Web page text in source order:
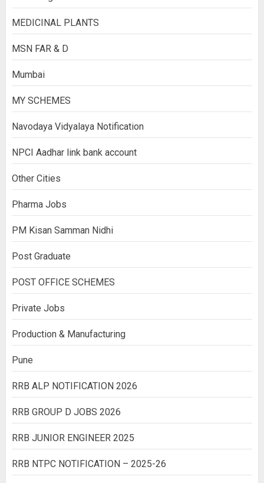
MEDICINAL PLANTS
MSN FAR & D
Mumbai
MY SCHEMES
Navodaya Vidyalaya Notification
NPCI Aadhar link bank account
Other Cities
Pharma Jobs
PM Kisan Samman Nidhi
Post Graduate
POST OFFICE SCHEMES
Private Jobs
Production & Manufacturing
Pune
RRB ALP NOTIFICATION 2026
RRB GROUP D JOBS 2026
RRB JUNIOR ENGINEER 2025
RRB NTPC NOTIFICATION – 2025-26